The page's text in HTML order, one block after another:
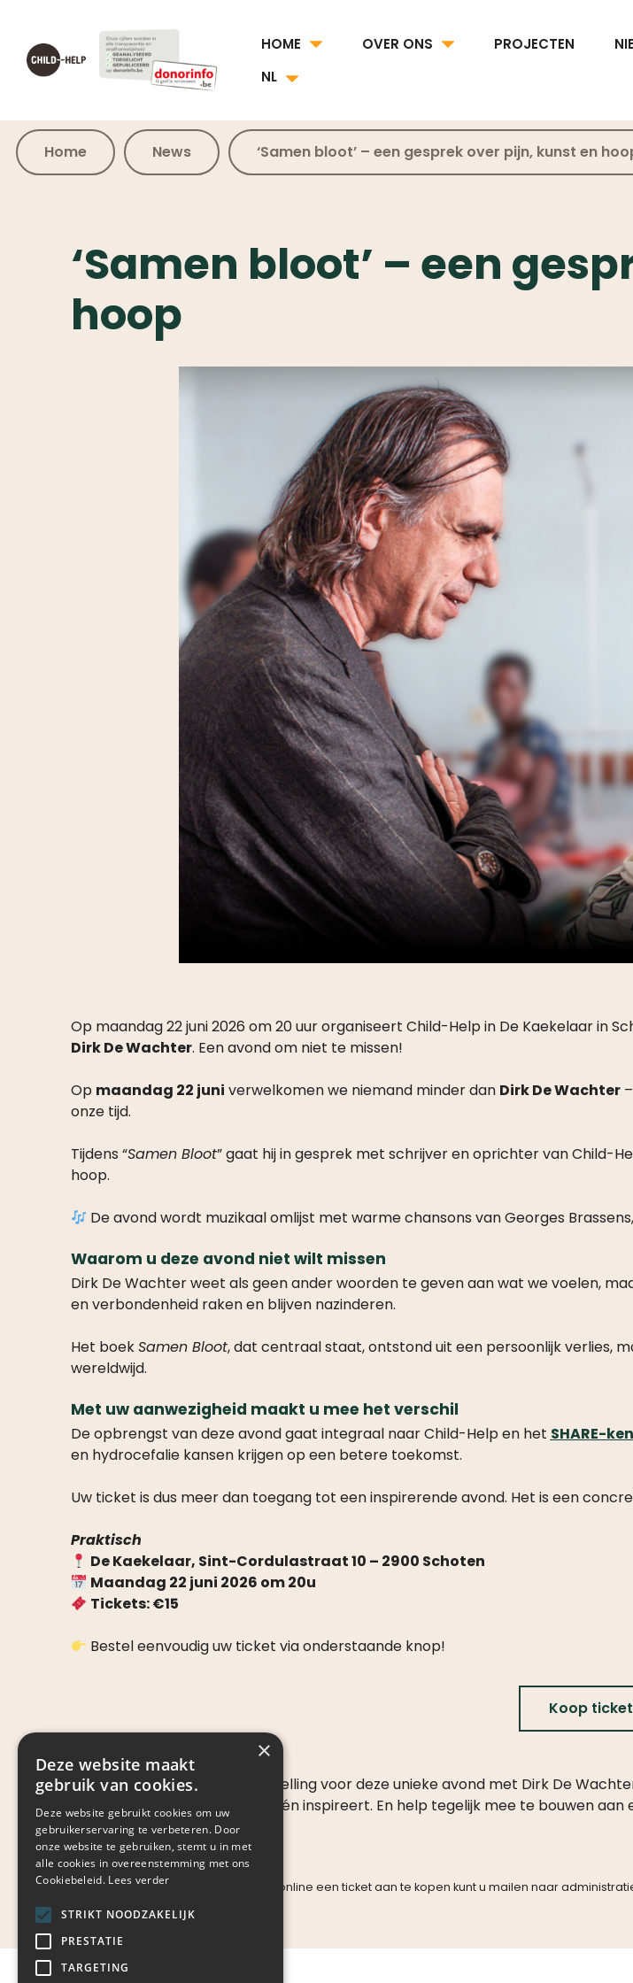
HOME OVER ONS PROJECTEN
NL
Home News ‘Samen bloot’ – een gesprek over pijn, kunst en
‘Samen bloot’ – een
hoop
Op maandag 22 juni 2026 om 20 uur organiseert Child-Help in De Kaekelaar in
Dirk De Wachter. Een avond om niet te missen!
Op maandag 22 juni verwelkomen we niemand minder dan Dirk De Wachter–
onze tijd.
Tijdens “Samen Bloot” gaat hij in gesprek met schrijver en oprichter van Child-
hoop.
De avond wordt muzikaal omlijst met warme chansons van Georges
Waarom u deze avond niet wilt missen
Dirk De Wachter weet als geen ander woorden te geven aan wat we voelen,
en verbondenheid raken en blijven nazinderen.
Het boekSamen Bloot, dat centraal staat, ontstond uit een persoonlijk verlies,
wereldwijd.
Met uw aanwezigheid maakt u mee het verschil
De opbrengst van deze avond gaat integraal naar Child-Help en het SHARE-
en hydrocefalie kansen krijgen op een betere toekomst.
Uw ticket is dus meer dan toegang tot een inspirerende avond. Het is een
Praktisch
De Kaekelaar, Sint-Cordulastraat 10 – 2900 Schoten
Maandag 22 juni 2026 om 20u
Tickets: €15
Bestel eenvoudig uw ticket via onderstaande knop!
Koop
We verwachten veel belangstelling voor deze unieke avond met Dirk De
Gun uzelf een avond die raakt én inspireert. En help tegelijk mee te bouwen
Van harte welkom!
Indien het voor u niet mogelijk is om online een ticket aan te kopen kunt u mailen naar
×
Deze website maakt
gebruik van cookies.
Deze website gebruikt cookies om uw
gebruikerservaring te verbeteren. Door
onze website te gebruiken, stemt u in met
alle cookies in overeenstemming met ons
Cookiebeleid. Lees verder
STRIKT NOODZAKELIJK
PRESTATIE
TARGETING